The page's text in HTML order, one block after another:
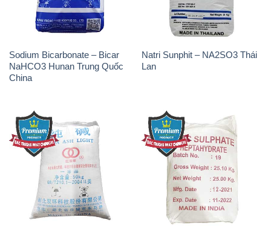
Sodium Bicarbonate – Bicar
NaHCO3 Hunan Trung Quốc
China
Natri Sunphit – NA2SO3 Thái
Lan